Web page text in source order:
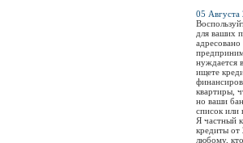
05
для ваших
нуждается
ищете
квартиры,
но ваши
список или
Я частный
кредиты от
любому,